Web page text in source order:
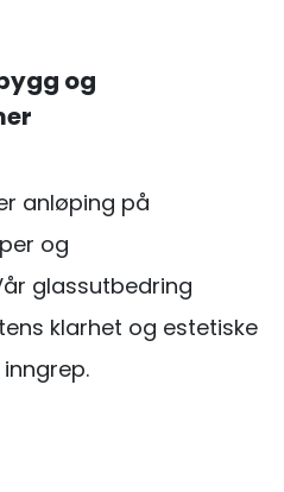
og
anløping på
og
glassutbedring
klarhet og estetiske